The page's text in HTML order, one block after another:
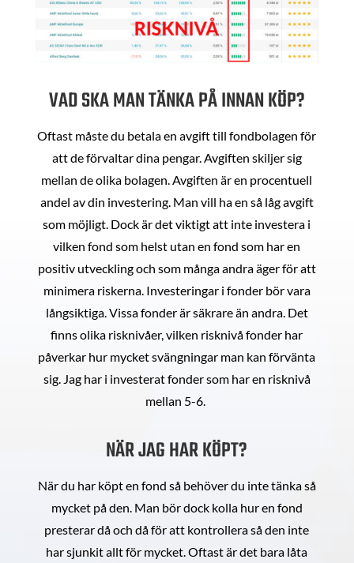
VAD SKA MAN TÄNKA PÅ INNAN KÖP?
Oftast måste du betala en avgift till fondbolagen för
att de förvaltar dina pengar. Avgiften skiljer sig
mellan de olika bolagen. Avgiften är en procentuell
andel av din investering. Man vill ha en så låg avgift
som möjligt. Dock är det viktigt att inte investera i
vilken fond som helst utan en fond som har en
positiv utveckling och som många andra äger för att
minimera riskerna. Investeringar i fonder bör vara
långsiktiga. Vissa fonder är säkrare än andra. Det
finns olika risknivåer, vilken risknivå fonder har
påverkar hur mycket svängningar man kan förvänta
sig. Jag har i investerat fonder som har en risknivå
mellan 5-6.
NÄR JAG HAR KÖPT?
När du har köpt en fond så behöver du inte tänka så
mycket på den. Man bör dock kolla hur en fond
presterar då och då för att kontrollera så den inte
har sjunkit allt för mycket. Oftast är det bara låta